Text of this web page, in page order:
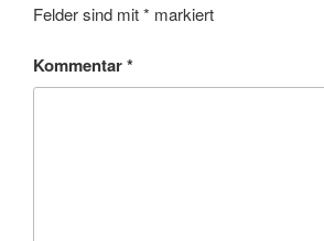
Felder sind mit* markiert
Kommentar*